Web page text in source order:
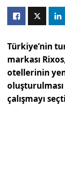
Türkiye’nin
markası
otellerinin
çalışmayı